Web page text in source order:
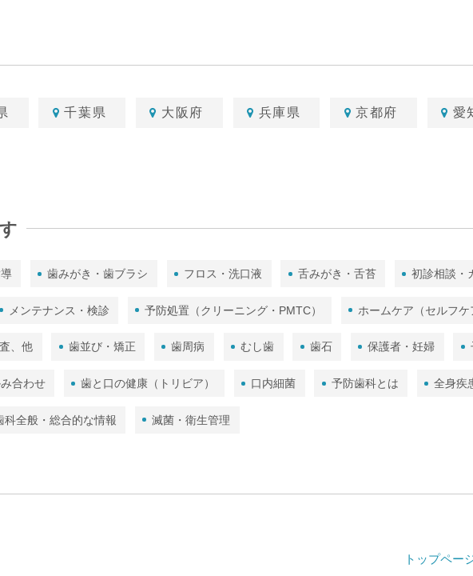
千葉県 大阪府 兵庫県 京都府 愛
歯みがき・歯ブラシ フロス・洗口液 舌みがき・舌苔 初診相談・
メンテナンス・検診 予防処置（クリーニング・PMTC） ホームケア（セルフケ
、他 歯並び・矯正 歯周病 むし歯 歯石 保護者・妊婦
合わせ 歯と口の健康（トリビア） 口内細菌 予防歯科とは 全身疾
科全般・総合的な情報 滅菌・衛生管理
トップペー